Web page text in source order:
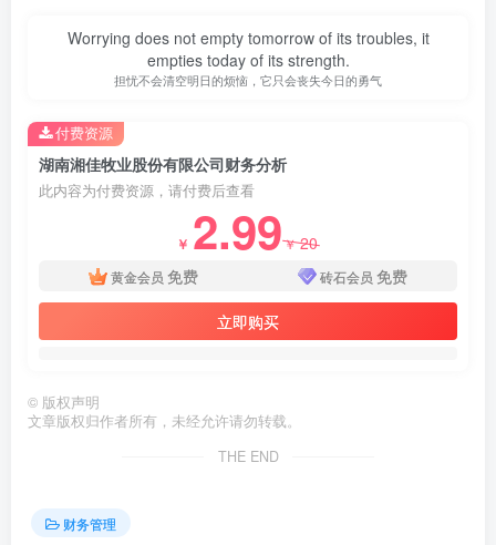
Worrying does not empty tomorrow of its troubles, it
empties today of its strength.
担忧不会清空明日的烦恼，它只会丧失今日的勇气
湖南湘佳牧业股份有限公司财务分析
此内容为付费资源，请付费后查看
￥ 2.99￥20
黄金会员 免费 砖石会员 免费
立即购买
付费资源
© 版权声明
文章版权归作者所有，未经允许请勿转载。
THE END
财务管理